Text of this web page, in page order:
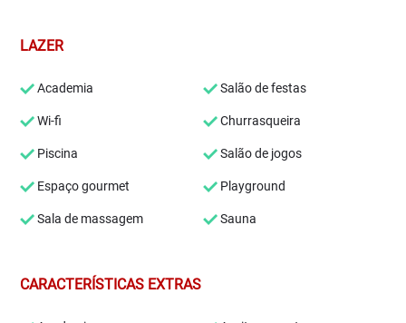
LAZER
Academia Salão de festas
Wi-fi Churrasqueira
Piscina Salão de jogos
Espaço gourmet Playground
Sala de massagem Sauna
CARACTERÍSTICAS EXTRAS